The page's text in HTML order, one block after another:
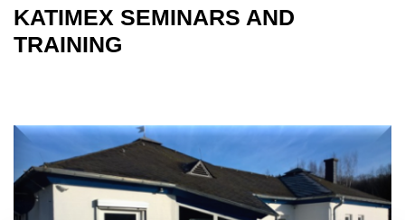
KATIMEX SEMINARS AND
TRAINING